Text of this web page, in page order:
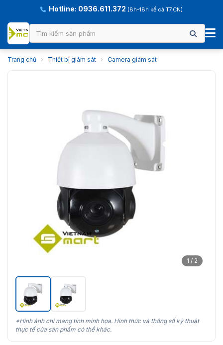
Hotline: 0936.611.372 (8h-18h kể cả T7,CN)
Trang chủ › Thiết bị giám sát › Camera giám sát
1 / 2
*Hình ảnh chỉ mang tính minh họa. Hình thức và thông số kỹ thuật
thực tế của sản phẩm có thể khác.